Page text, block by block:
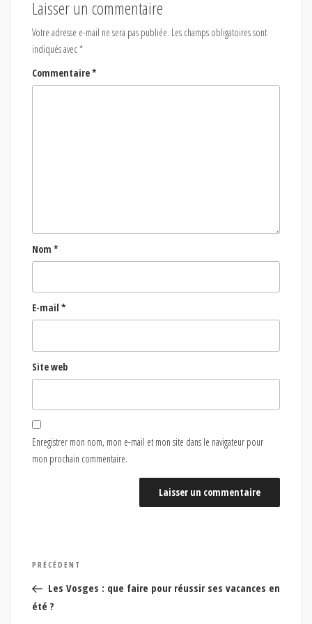
Laisser un commentaire
Votre adresse e-mail ne sera pas publiée. Les champs obligatoires sont
indiqués avec*
Commentaire*
Nom *
E-mail *
Site web
Enregistrer mon nom, mon e-mail et mon site dans le navigateur pour
mon prochain commentaire.
Navigation
de
l’article
Article
précédent
PRÉCÉDENT
Les Vosges : que faire pour réussir ses vacances en
été ?